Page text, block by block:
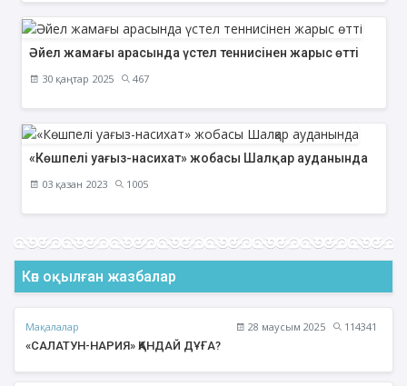
Әйел жамағы арасында үстел теннисінен жарыс өтті
30 қаңтар 2025 467
«Көшпелі уағыз-насихат» жобасы Шалқар ауданында
03 қазан 2023 1005
Көп оқылған жазбалар
Мақалалар 28 маусым 2025
114341
«САЛАТУН-НАРИЯ» ҚАНДАЙ ДҰҒА?